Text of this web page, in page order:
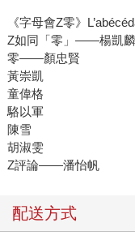
《字母會Z零》
Z如同「零」――楊凱麟
零――顏忠賢
黃崇凱
童偉格
駱以軍
陳雪
胡淑雯
Z評論――潘怡帆
配送方式